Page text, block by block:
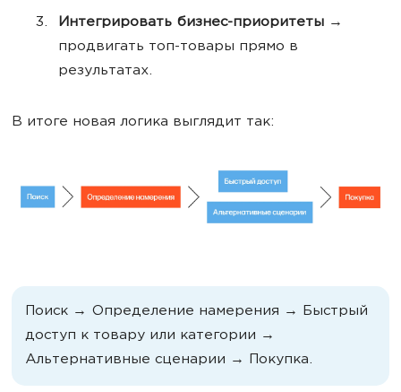
Интегрировать бизнес-приоритеты →
продвигать топ-товары прямо в
результатах.
В итоге новая логика выглядит так:
Поиск → Определение намерения → Быстрый
доступ к товару или категории →
Альтернативные сценарии → Покупка.